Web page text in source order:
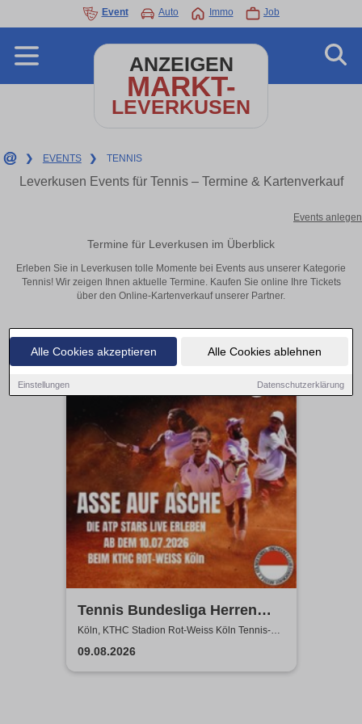
Alle Cookies akzeptieren Alle Cookies ablehnen
Einstellungen Datenschutzerklärung
Event Auto Immo Job
ANZEIGEN
MARKT-
LEVERKUSEN
❯ EVENTS ❯ TENNIS
Leverkusen Events für Tennis – Termine & Kartenverkauf
Events anlegen
Termine für Leverkusen im Überblick
Erleben Sie in Leverkusen tolle Momente bei Events aus unserer Kategorie
Tennis! Wir zeigen Ihnen aktuelle Termine. Kaufen Sie online Ihre Tickets
über den Online-Kartenverkauf unserer Partner.
11:00 Uhr
Tennis Bundesliga Herren
2026 – Heimspiele beim KTHC
Stadion Rot-Weiss
Köln, KTHC Stadion Rot-Weiss Köln Tennis-
und Hockeyclub
09.08.2026